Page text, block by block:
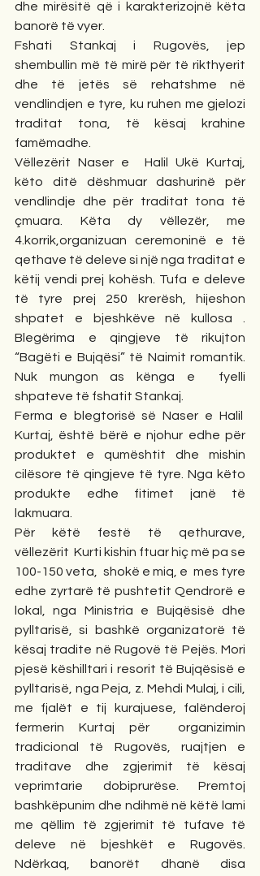
dhe mirësitë që i karakterizojnë këta
banorë të vyer.
Fshati Stankaj i Rugovës, jep
shembullin më të mirë për të rikthyerit
dhe të jetës së rehatshme në
vendlindjen e tyre, ku ruhen me gjelozi
traditat tona, të kësaj krahine
famëmadhe.
Vëllezërit Naser e  Halil Ukë Kurtaj,
këto ditë dëshmuar dashurinë për
vendlindje dhe për traditat tona të
çmuara. Këta dy vëllezër, me
4.korrik,organizuan ceremoninë e të
qethave të deleve si një nga traditat e
këtij vendi prej kohësh. Tufa e deleve
të tyre prej 250 krerësh, hijeshon
shpatet e bjeshkëve në kullosa .
Blegërima e qingjeve të rikujton
“Bagëti e Bujqësi” të Naimit romantik.
Nuk mungon as kënga e  fyelli
shpateve të fshatit Stankaj.
Ferma e blegtorisë së Naser e Halil
Kurtaj, është bërë e njohur edhe për
produktet e qumështit dhe mishin
cilësore të qingjeve të tyre. Nga këto
produkte edhe fitimet janë të
lakmuara.
Për këtë festë të qethurave,
vëllezërit  Kurti kishin ftuar hiç më pa se
100-150 veta,  shokë e miq, e  mes tyre
edhe zyrtarë të pushtetit Qendrorë e
lokal, nga Ministria e Bujqësisë dhe
pylltarisë, si bashkë organizatorë të
kësaj tradite në Rugovë të Pejës. Mori
pjesë këshilltari i resorit të Bujqësisë e
pylltarisë, nga Peja, z. Mehdi Mulaj, i cili,
me fjalët e tij kurajuese, falënderoj
fermerin Kurtaj për  organizimin
tradicional të Rugovës, ruajtjen e
traditave dhe zgjerimit të kësaj
veprimtarie dobiprurëse. Premtoj
bashkëpunim dhe ndihmë në këtë lami
me qëllim të zgjerimit të tufave të
deleve në bjeshkët e Rugovës.
Ndërkaq, banorët dhanë disa